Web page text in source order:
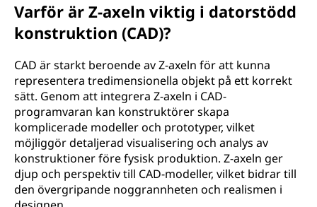
Varför är Z-axeln viktig i datorstödd
konstruktion (CAD)?
CAD är starkt beroende av Z-axeln för att kunna
representera tredimensionella objekt på ett korrekt
sätt. Genom att integrera Z-axeln i CAD-
programvaran kan konstruktörer skapa
komplicerade modeller och prototyper, vilket
möjliggör detaljerad visualisering och analys av
konstruktioner före fysisk produktion. Z-axeln ger
djup och perspektiv till CAD-modeller, vilket bidrar till
den övergripande noggrannheten och realismen i